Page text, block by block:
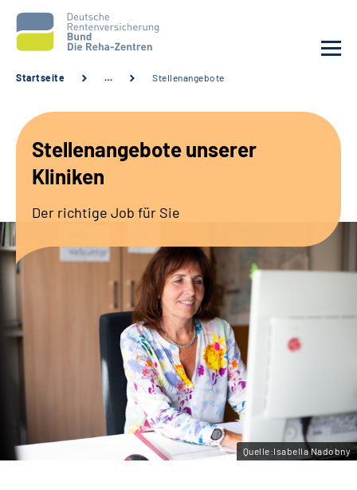
Unsere Kliniken
Sozialdienste & Zuweisende
Erweiterte Suche
Gebärdensprache
Leichte Sprache
Startseite … Stellenangebote
Stellenangebote unserer
Kliniken
Der richtige Job für Sie
Quelle:Isabella Nadobny